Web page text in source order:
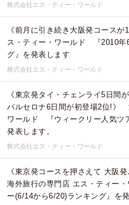
株式会社エス・ティー・ワールド
《前月に引き続き大阪発コース
ス・ティー・ワールド 『2010年
グ』を発表します
株式会社エス・ティー・ワールド
《東京発タイ・チェンライ5日間
バルセロナ6日間が初登場2位!》
ワールド 『ウィークリー人気ツ
発表します。
株式会社エス・ティー・ワールド
《東京発コースを押さえて 大阪
海外旅行の専門店 エス・ティー
ー(6/14から6/20)ランキング』を発